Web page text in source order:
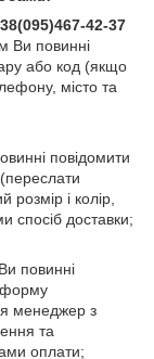
42-37
Ви повинні
або код (якщо
місто та
повідомити
розмір і колір,
спосіб доставки;
повинні
форму
менеджер з
та
оплати;